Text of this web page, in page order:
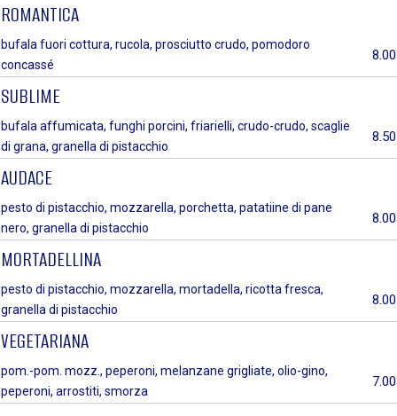
ROMANTICA
bufala fuori cottura, rucola, prosciutto crudo, pomodoro
concassé
8.00
SUBLIME
bufala affumicata, funghi porcini, friarielli, crudo-crudo, scaglie
di grana, granella di pistacchio
8.50
AUDACE
pesto di pistacchio, mozzarella, porchetta, patatiine di pane
nero, granella di pistacchio
8.00
MORTADELLINA
pesto di pistacchio, mozzarella, mortadella, ricotta fresca,
granella di pistacchio
8.00
VEGETARIANA
pom.-pom. mozz., peperoni, melanzane grigliate, olio-gino,
peperoni, arrostiti, smorza
7.00